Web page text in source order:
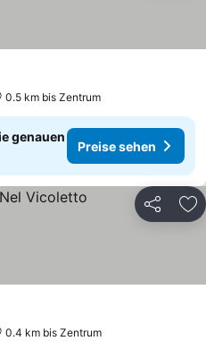
0.5 km bis Zentrum
genauen
Preise sehen
Teilen
0.4 km bis Zentrum